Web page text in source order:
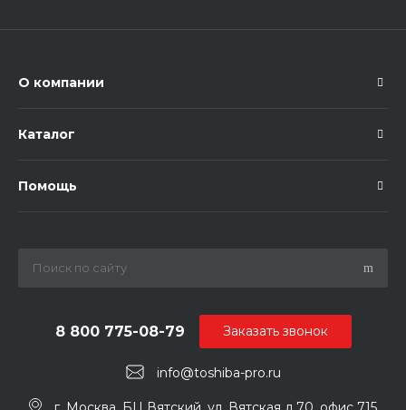
О компании
Каталог
Помощь
8 800 775-08-79
info@toshiba-pro.ru
Заказать звонок